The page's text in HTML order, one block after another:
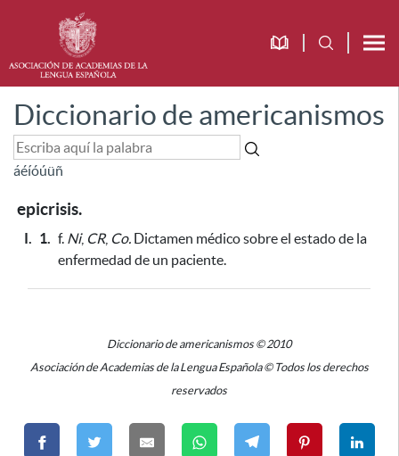
Diccionario de americanismos
áéíóúüñ
epicrisis.
I. 1. f. Ni, CR, Co. Dictamen médico sobre el estado de la
enfermedad de un paciente.
Diccionario de americanismos © 2010
Asociación de Academias de la Lengua Española © Todos los derechos
reservados